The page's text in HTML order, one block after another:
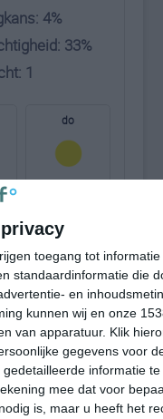
toegang tot
standaardinformatie die
en
kunnen wij en onze
van apparatuur. Klik
gegevens voor
informatie
mee dat voor
is, maar u heeft het
4%
33%
1
do
16°C
05:00
05:00
WZW 1